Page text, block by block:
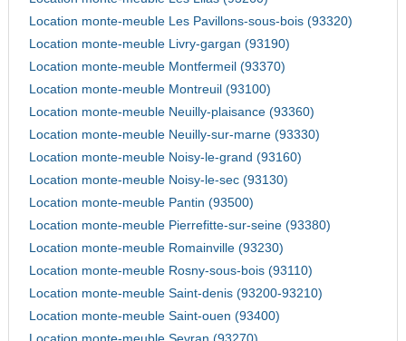
Location monte-meuble Les Pavillons-sous-bois (93320)
Location monte-meuble Livry-gargan (93190)
Location monte-meuble Montfermeil (93370)
Location monte-meuble Montreuil (93100)
Location monte-meuble Neuilly-plaisance (93360)
Location monte-meuble Neuilly-sur-marne (93330)
Location monte-meuble Noisy-le-grand (93160)
Location monte-meuble Noisy-le-sec (93130)
Location monte-meuble Pantin (93500)
Location monte-meuble Pierrefitte-sur-seine (93380)
Location monte-meuble Romainville (93230)
Location monte-meuble Rosny-sous-bois (93110)
Location monte-meuble Saint-denis (93200-93210)
Location monte-meuble Saint-ouen (93400)